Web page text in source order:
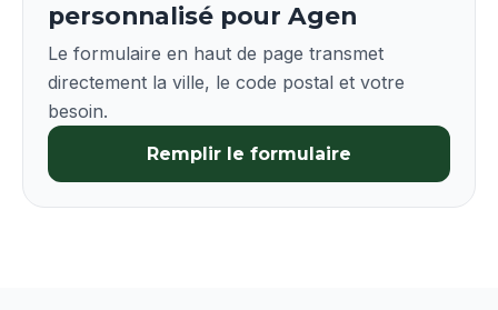
personnalisé pour Agen
Le formulaire en haut de page transmet
directement la ville, le code postal et votre
besoin.
Remplir le formulaire